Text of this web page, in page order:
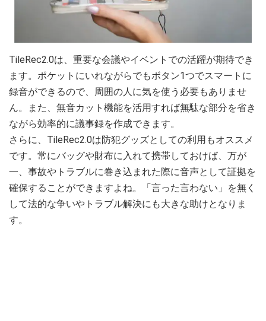
TileRec2.0は、重要な会議やイベントでの活躍が期待でき
ます。ポケットにいれながらでもボタン1つでスマートに
録音ができるので、周囲の人に気を使う必要もありませ
ん。また、無音カット機能を活用すれば無駄な部分を省き
ながら効率的に議事録を作成できます。
さらに、TileRec2.0は防犯グッズとしての利用もオススメ
です。常にバッグや財布に入れて携帯しておけば、万が
一、事故やトラブルに巻き込まれた際に音声として証拠を
確保することができますよね。「言った言わない」を無く
して法的な争いやトラブル解決にも大きな助けとなりま
す。